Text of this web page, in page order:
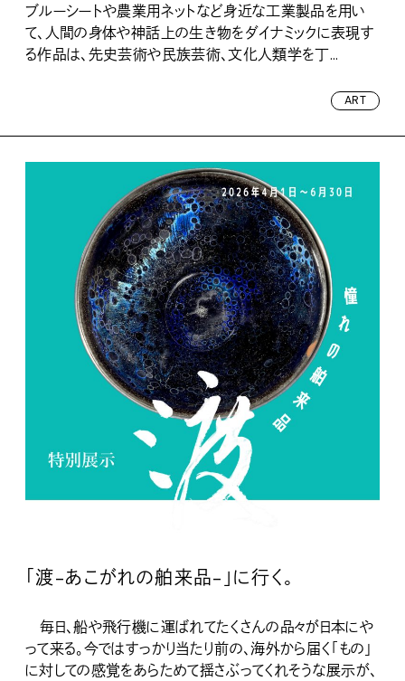
ブルーシートや農業用ネットなど身近な工業製品を用い
て、人間の身体や神話上の生き物をダイナミックに表現す
る作品は、先史芸術や民族芸術、文化人類学を丁...
ART
「渡-あこがれの舶来品-」に行く。
毎日、船や飛行機に運ばれてたくさんの品々が日本にや
って来る。今ではすっかり当たり前の、海外から届く「もの」
に対しての感覚をあらためて揺さぶってくれそうな展示が、